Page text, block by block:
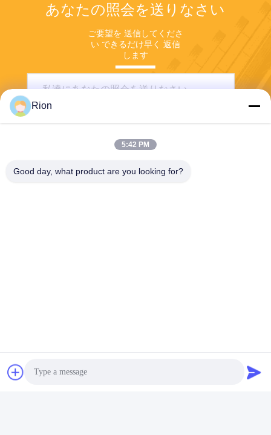
あなたの照会を送りなさい
ご要望を 送信してくださ
い できるだけ早く 返信
します
Rion
5:42 PM
Good day, what product are you looking for?